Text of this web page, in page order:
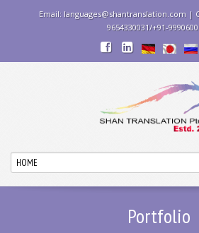
Email: languages@shantranslation.com |
9654330031/+91-
Portfolio